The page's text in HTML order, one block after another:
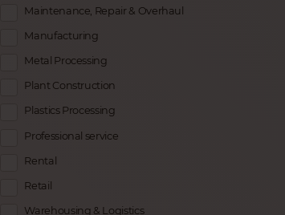
Maintenance, Repair & Overhaul
Manufacturing
Metal Processing
Plant Construction
Plastics Processing
Professional service
Rental
Retail
Warehousing & Logistics